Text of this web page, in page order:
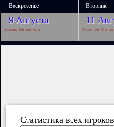
Воскресенье Вторник
9 Августа 11
Химик-Металлург Могилев-
Статистика всех игроков